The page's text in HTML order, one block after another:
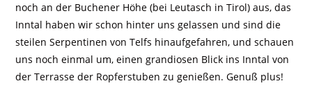
noch an der Buchener Höhe (bei Leutasch in Tirol) aus, das
Inntal haben wir schon hinter uns gelassen und sind die
steilen Serpentinen von Telfs hinaufgefahren, und schauen
uns noch einmal um, einen grandiosen Blick ins Inntal von
der Terrasse der Ropferstuben zu genießen. Genuß plus!